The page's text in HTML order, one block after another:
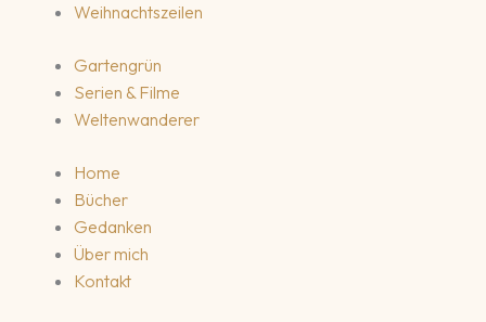
Weihnachtszeilen
Gartengrün
Serien & Filme
Weltenwanderer
Home
Bücher
Gedanken
Über mich
Kontakt